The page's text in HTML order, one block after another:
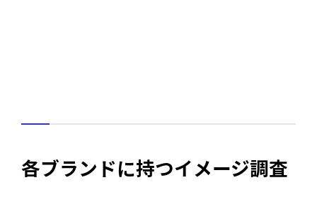
各ブランドに持つイメージ調査